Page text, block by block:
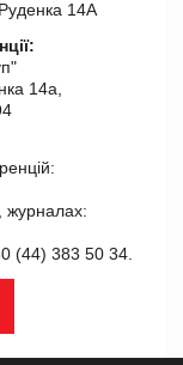
14А
14а,
журналах:
(44) 383 50 34.